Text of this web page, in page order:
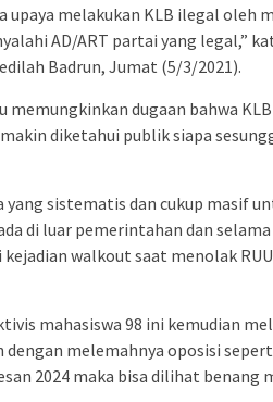
upaya melakukan KLB ilegal oleh
AD/ART partai yang legal,”
Badrun, Jumat (5/3/2021).
dugaan bahwa
diketahui publik siapa
sistematis dan cukup masif
di luar pemerintahan dan
walkout saat menolak
mahasiswa 98 ini kemudian
dengan melemahnya oposisi
2024 maka bisa dilihat benang